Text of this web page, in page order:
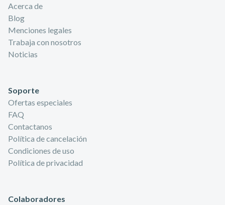
Acerca de
Blog
Menciones legales
Trabaja con nosotros
Noticias
Soporte
Ofertas especiales
FAQ
Contactanos
Política de cancelación
Condiciones de uso
Política de privacidad
Colaboradores